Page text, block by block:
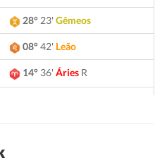
28°23'Gêmeos
08°42' Leão
14° 36'Áries R